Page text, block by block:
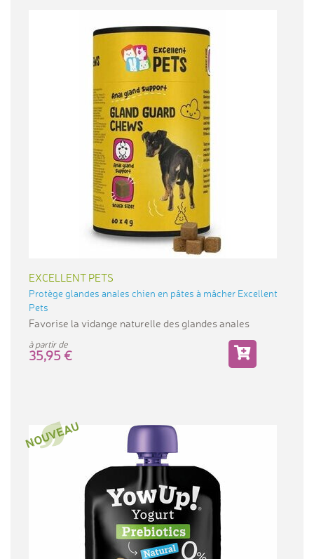
EXCELLENT PETS
Protège glandes anales chien en pâtes à mâcher Excellent
Pets
Favorise la vidange naturelle des glandes anales
à partir de
35,95